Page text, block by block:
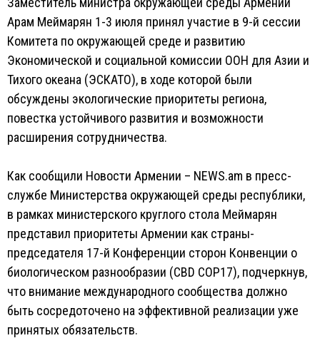
Арам Меймарян 1-3 июля принял участие в 9-й сессии
Комитета по окружающей среде и развитию
Экономической и социальной комиссии ООН для Азии и
Тихого океана (ЭСКАТО), в ходе которой были
обсуждены экологические приоритеты региона,
повестка устойчивого развития и возможности
расширения сотрудничества.
Как сообщили Новости Армении – NEWS.am в пресс-
службе Министерства окружающей среды республики,
в рамках министерского круглого стола Меймарян
представил приоритеты Армении как страны-
председателя 17-й Конференции сторон Конвенции о
биологическом разнообразии (CBD COP17), подчеркнув,
что внимание международного сообщества должно
быть сосредоточено на эффективной реализации уже
принятых обязательств.